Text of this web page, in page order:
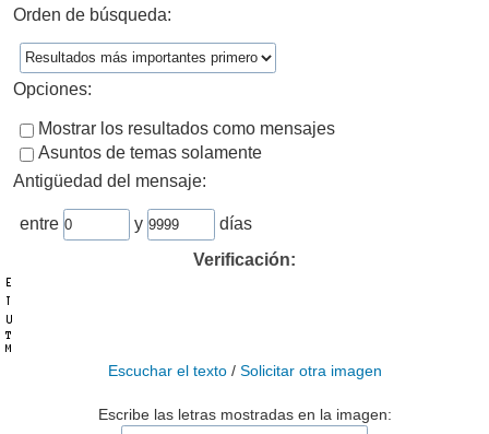
Orden de búsqueda:
Opciones:
Mostrar los resultados como mensajes
Asuntos de temas solamente
Antigüedad del mensaje:
entre y
días
Verificación:
Escuchar el texto/ Solicitar otra imagen
Escribe las letras mostradas en la imagen: